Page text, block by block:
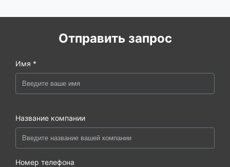
Отправить запрос
Имя *
Название компании
Номер телефона